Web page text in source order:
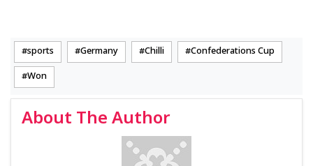
sports Germany Chilli Confederations Cup
Won
About The Author